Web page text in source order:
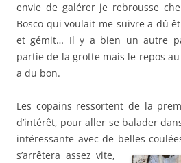
envie de galérer je rebrousse
Bosco qui voulait me suivre a dû
et gémit… Il y a bien un autre
partie de la grotte mais le repos
a du bon.
Les copains ressortent de la
d’intérêt, pour aller se balader
intéressante avec de belles
s’arrêtera assez vite,